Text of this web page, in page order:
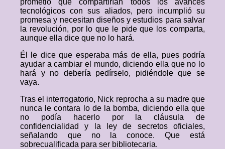
prometió que compartirían todos los avances
tecnológicos con sus aliados, pero incumplió su
promesa y necesitan diseños y estudios para salvar
la revolución, por lo que le pide que los comparta,
aunque ella dice que no lo hará.
Él le dice que esperaba más de ella, pues podría
ayudar a cambiar el mundo, diciendo ella que no lo
hará y no debería pedírselo, pidiéndole que se
vaya.
Tras el interrogatorio, Nick reprocha a su madre que
nunca le contara lo de la bomba, diciendo ella que
no podía hacerlo por la cláusula de
confidencialidad y la ley de secretos oficiales,
señalando que no la conoce. Que está
sobrecualificada para ser bibliotecaria.